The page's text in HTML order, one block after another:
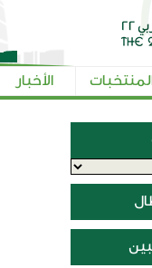
الأخبار